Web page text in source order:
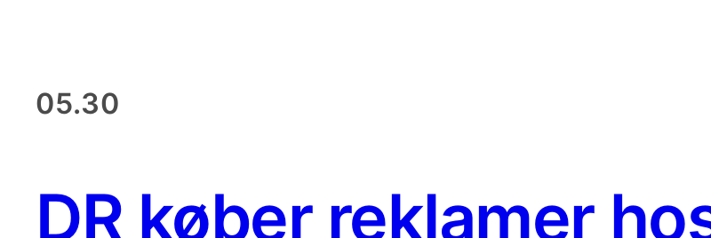
05.30
DR køber reklamer